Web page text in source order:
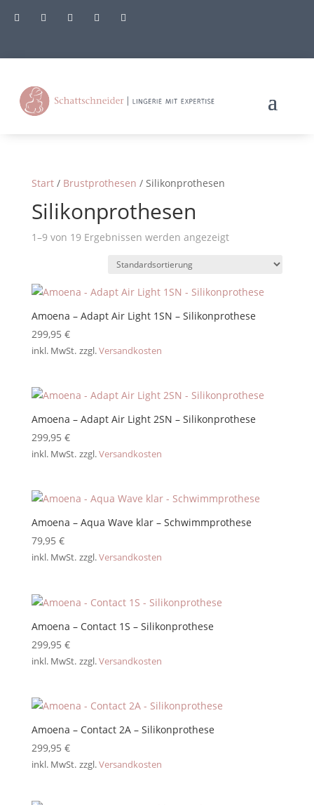
    
Start/ Brustprothesen / Silikonprothesen
Silikonprothesen
1–9 von 19 Ergebnissen werden angezeigt
Amoena – Adapt Air Light 1SN – Silikonprothese
299,95 €
inkl. MwSt. zzgl.Versandkosten
Amoena – Adapt Air Light 2SN – Silikonprothese
299,95 €
inkl. MwSt. zzgl.Versandkosten
Amoena – Aqua Wave klar – Schwimmprothese
79,95 €
inkl. MwSt. zzgl.Versandkosten
Amoena – Contact 1S – Silikonprothese
299,95 €
inkl. MwSt. zzgl.Versandkosten
Amoena – Contact 2A – Silikonprothese
299,95 €
inkl. MwSt. zzgl.Versandkosten